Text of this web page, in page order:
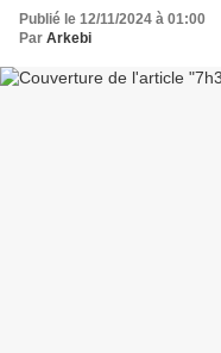
Publié le 12/11/2024 à 01:00
Par Arkebi